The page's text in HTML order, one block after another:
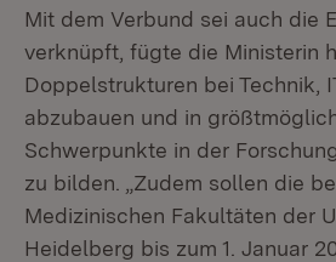
Mit dem Verbund sei auch die
verknüpft, fügte die Ministerin
Doppelstrukturen bei Technik,
abzubauen und in
Schwerpunkte in der
zu bilden. „Zudem sollen die
Medizinischen Fakultäten der
Heidelberg bis zum 1. Januar